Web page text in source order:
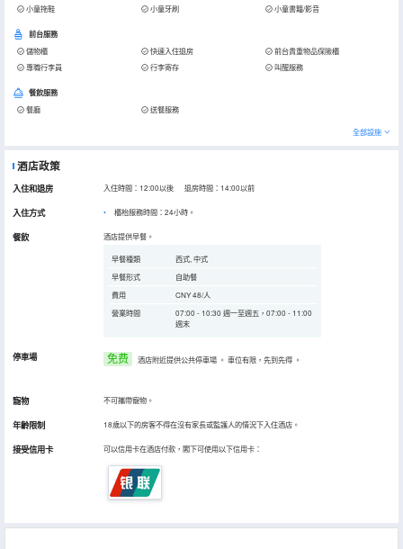
小童拖鞋 小童牙刷 小童書籍/影音
前台服務
儲物櫃 快速入住退房
前台貴重物品保險櫃
專職行李員
行李寄存 叫醒服務
餐飲服務
餐廳 送餐服務
全部設施
酒店政策
入住和退房 入住時間：12:00以後 退房時間：14:00以前
入住方式 櫃枱服務時間：24小時。
餐飲 酒店提供早餐。
早餐種類
西式, 中式
早餐形式
自助餐
費用
CNY 48/人
營業時間
07:00 - 10:30 週一至週五，07:00 - 11:00
週末
停車場 免费 酒店附近提供公共停車場 。 車位有限，先到先得 。
寵物 不可攜帶寵物。
年齡限制 18歲以下的房客不得在沒有家長或監護人的情況下入住酒店。
接受信用卡 可以信用卡在酒店付款，閣下可使用以下信用卡：